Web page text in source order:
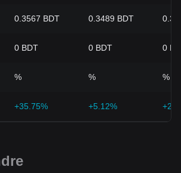
0.3567 BDT 0.3489 BDT
0 BDT 0 BDT 0
% % %
+35.75% +5.12%